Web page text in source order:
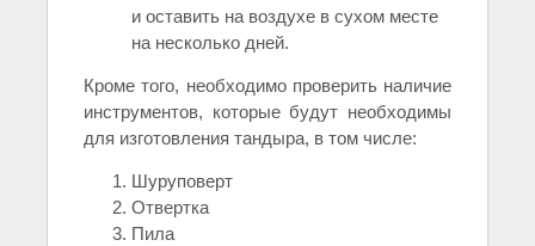
и оставить на воздухе в сухом месте
на несколько дней.
Кроме того, необходимо проверить наличие
инструментов, которые будут необходимы
для изготовления тандыра, в том числе:
Шуруповерт
Отвертка
Пила